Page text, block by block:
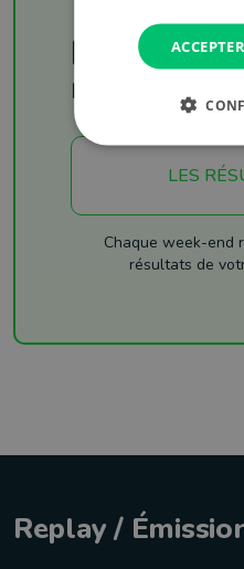
Football
Les résultats
LES
Chaque week-end
résultats de
Replay /